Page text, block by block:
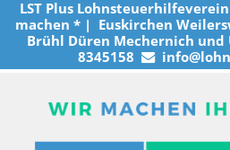
LST Plus
machen * | Euskirchen
Brühl Düren Mechernich und
8345158